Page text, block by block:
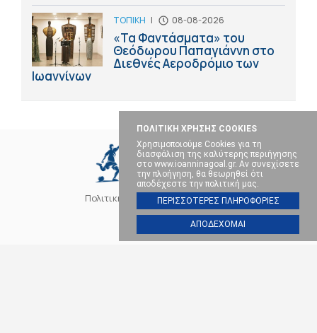
ΠΟΛΙΤΙΚΗ ΧΡΗΣΗΣ COOKIES
Χρησιμοποιούμε Cookies για τη
διασφάλιση της καλύτερης περιήγησης
στο www.ioanninagoal.gr. Αν συνεχίσετε
την πλοήγηση, θα θεωρηθεί ότι
αποδέχεστε την πολιτική μας.
ΠΕΡΙΣΣΟΤΕΡΕΣ ΠΛΗΡΟΦΟΡΙΕΣ
ΑΠΟΔΕΧΟΜΑΙ
ΤΟΠΙΚΗ | 08-08-2026
«Τα Φαντάσματα» του
Θεόδωρου Παπαγιάννη στο
Διεθνές Αεροδρόμιο των
Ιωαννίνων
Πολιτική Cookies Επικοινωνία
SOCIAL MEDIA